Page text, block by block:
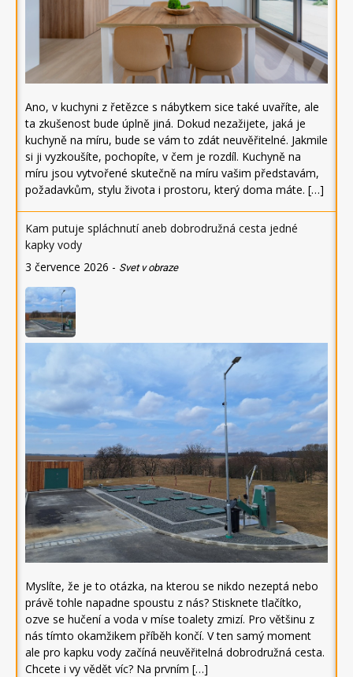
Ano, v kuchyni z řetězce s nábytkem sice také uvaříte, ale
ta zkušenost bude úplně jiná. Dokud nezažijete, jaká je
kuchyně na míru, bude se vám to zdát neuvěřitelné. Jakmile
si ji vyzkoušíte, pochopíte, v čem je rozdíl. Kuchyně na
míru jsou vytvořené skutečně na míru vašim představám,
požadavkům, stylu života i prostoru, který doma máte. […]
Kam putuje spláchnutí aneb dobrodružná cesta jedné
kapky vody
3 července 2026 - Svet v obraze
Myslíte, že je to otázka, na kterou se nikdo nezeptá nebo
právě tohle napadne spoustu z nás? Stisknete tlačítko,
ozve se hučení a voda v míse toalety zmizí. Pro většinu z
nás tímto okamžikem příběh končí. V ten samý moment
ale pro kapku vody začíná neuvěřitelná dobrodružná cesta.
Chcete i vy vědět víc? Na prvním […]